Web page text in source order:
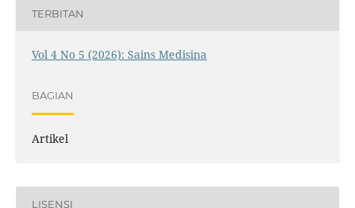
TERBITAN
Vol 4 No 5 (2026): Sains Medisina
BAGIAN
Artikel
LISENSI